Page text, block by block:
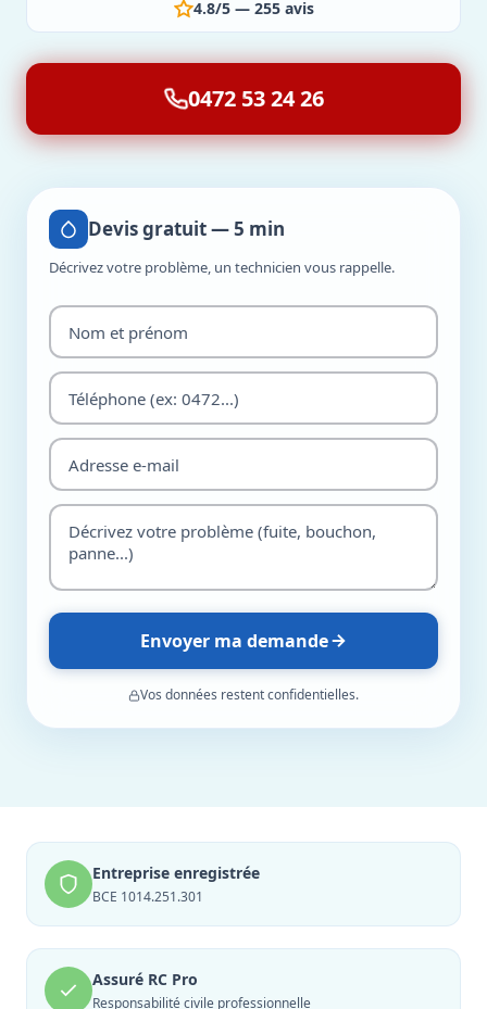
4.8/5 — 255 avis
0472 53 24 26
Devis gratuit — 5 min
Décrivez votre problème, un technicien vous rappelle.
Envoyer ma demande
Vos données restent confidentielles.
Entreprise enregistrée
BCE 1014.251.301
Assuré RC Pro
Responsabilité civile professionnelle